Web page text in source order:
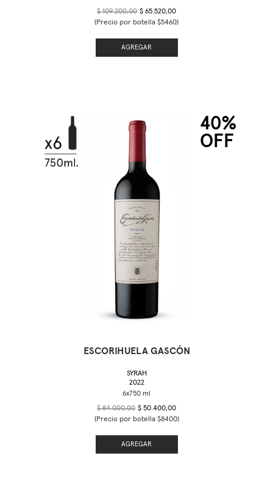
$ 109.200,00 $ 65.520,00
(Precio por botella $5460)
AGREGAR
40%
OFF
ESCORIHUELA GASCÓN
SYRAH
2022
$ 84.000,00 $ 50.400,00
(Precio por botella $8400)
AGREGAR